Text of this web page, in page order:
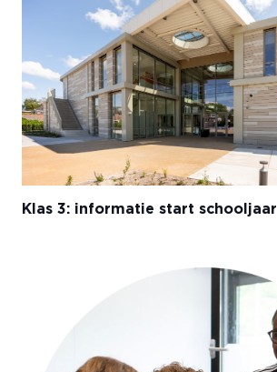
Klas 3: informatie start schooljaar